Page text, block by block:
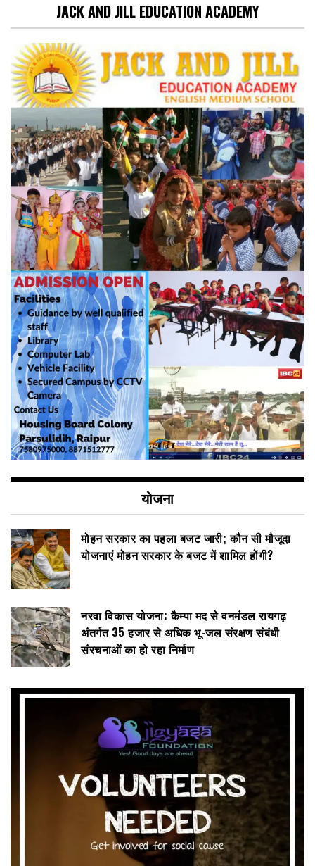
JACK AND JILL EDUCATION ACADEMY
योजना
मोहन सरकार का पहला बजट जारी; कौन सी मौजूदा
योजनाएं मोहन सरकार के बजट में शामिल होंगी?
नरवा विकास योजना: कैम्पा मद से वनमंडल रायगढ़
अंतर्गत 35 हजार से अधिक भू-जल संरक्षण संबंधी
संरचनाओं का हो रहा निर्माण